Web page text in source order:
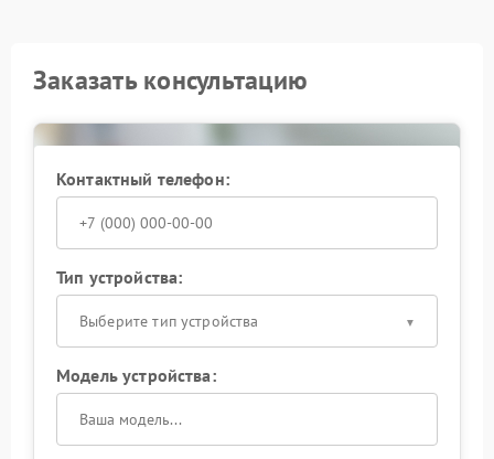
Заказать консультацию
Контактный телефон:
Тип устройства:
Выберите тип устройства
Модель устройства: